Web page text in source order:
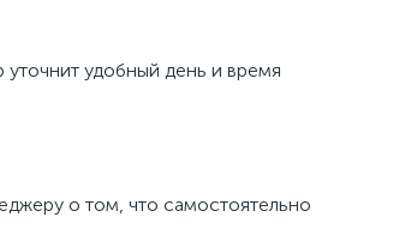
удобный день и время
о том, что самостоятельно